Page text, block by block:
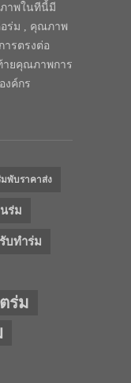
าพในทีนี้มี
ร่ม , คุณภาพ
ารตรงต่อ
ายคุณภาพการ
งค์กร
มพับราคาส่ง
ร่ม
รับทำร่ม
ร่ม